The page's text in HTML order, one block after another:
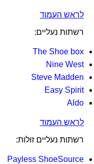
לראש העמוד
רשתות נעליים:
The Shoe box
Nine West
Steve Madden
Easy Spirit
Aldo
לראש העמוד
רשתות נעליים זולות:
Payless ShoeSource